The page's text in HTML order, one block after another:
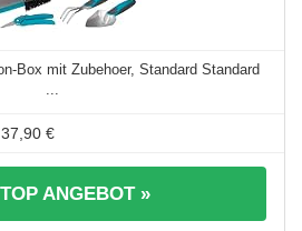
Box mit Zubehoer, Standard Standard
...
37,90 €
ANGEBOT »